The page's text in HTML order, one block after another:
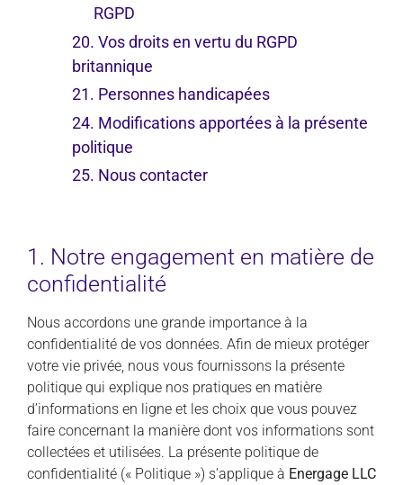
RGPD
20. Vos droits en vertu du RGPD
britannique
21. Personnes handicapées
24. Modifications apportées à la présente
politique
25. Nous contacter
1. Notre engagement en matière de
confidentialité
Nous accordons une grande importance à la
confidentialité de vos données. Afin de mieux protéger
votre vie privée, nous vous fournissons la présente
politique qui explique nos pratiques en matière
d’informations en ligne et les choix que vous pouvez
faire concernant la manière dont vos informations sont
collectées et utilisées. La présente politique de
confidentialité (« Politique ») s’applique à Energage LLC